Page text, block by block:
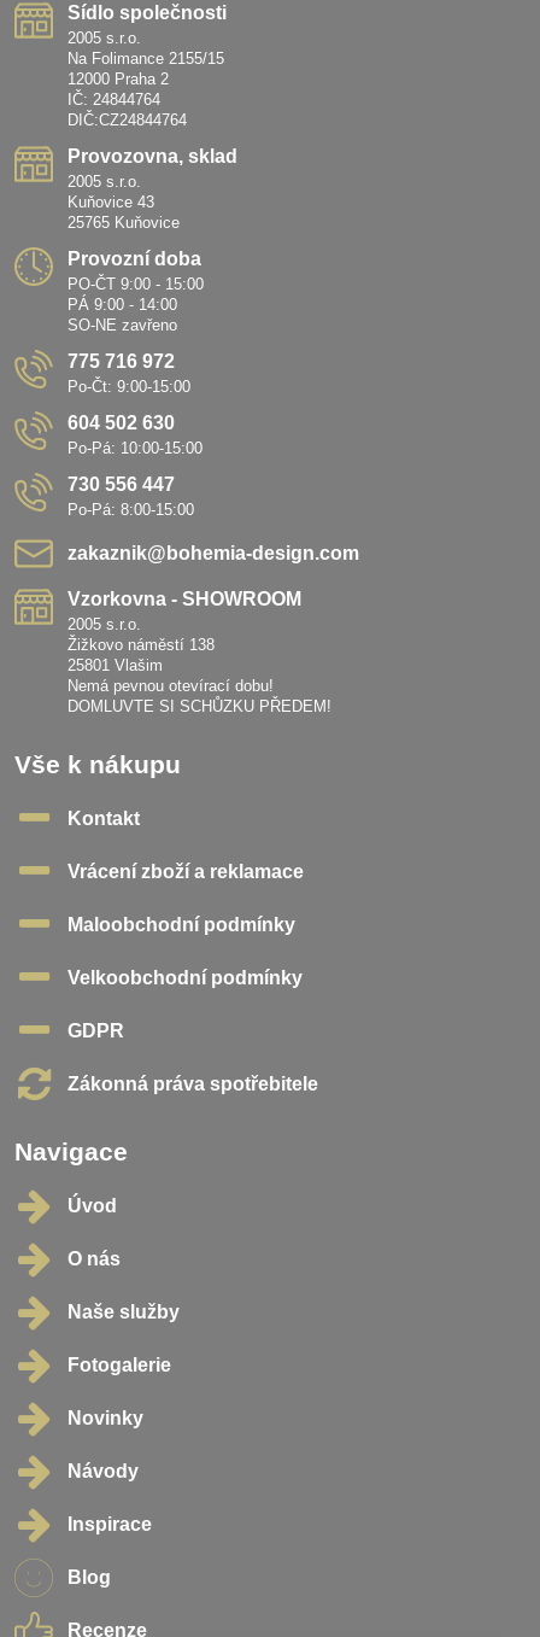
Sídlo společnosti
2005 s.r.o.
Na Folimance 2155/15
12000 Praha 2
IČ: 24844764
DIČ:CZ24844764
Provozovna, sklad
2005 s.r.o.
Kuňovice 43
25765 Kuňovice
Provozní doba
PO-ČT 9:00 - 15:00
PÁ 9:00 - 14:00
SO-NE zavřeno
775 716 972
Po-Čt: 9:00-15:00
604 502 630
Po-Pá: 10:00-15:00
730 556 447
Po-Pá: 8:00-15:00
zakaznik​@bohemia-design​.com
Vzorkovna - SHOWROOM
2005 s.r.o.
Žižkovo náměstí 138
25801 Vlašim
Nemá pevnou otevírací dobu!
DOMLUVTE SI SCHŮZKU PŘEDEM!
Vše k nákupu
Kontakt
Vrácení zboží a reklamace
Maloobchodní podmínky
Velkoobchodní podmínky
GDPR
Zákonná práva spotřebitele
Navigace
Úvod
O nás
Naše služby
Fotogalerie
Novinky
Návody
Inspirace
Blog
Recenze